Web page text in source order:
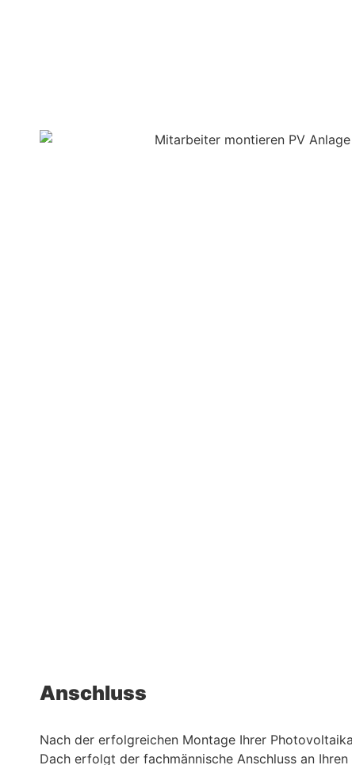
Anschluss
Nach der erfolgreichen Montage Ihrer
Dach erfolgt der fachmännische Anschluss an